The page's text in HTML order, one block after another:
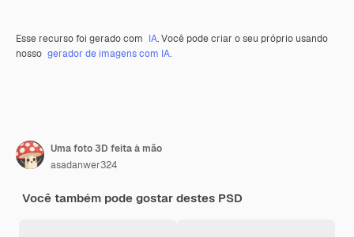
Esse recurso foi gerado com IA. Você pode criar o seu próprio usando
nosso gerador de imagens com IA.
Uma foto 3D feita à mão
asadanwer324
Você também pode gostar destes PSD